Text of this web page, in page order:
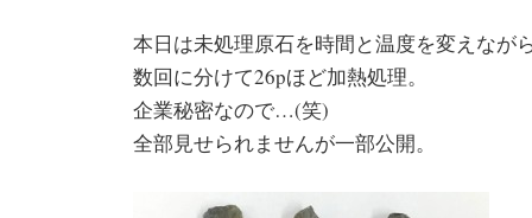
本日は未処理原石を時間と温度を変えなが
数回に分けて26pほど加熱処理。
企業秘密なので…(笑)
全部見せられませんが一部公開。